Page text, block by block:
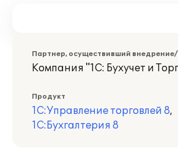
Партнер, осуществивший
Компания "1С: Бухучет и
Продукт
1С:Управление торговлей 8,
1С:Бухгалтерия 8